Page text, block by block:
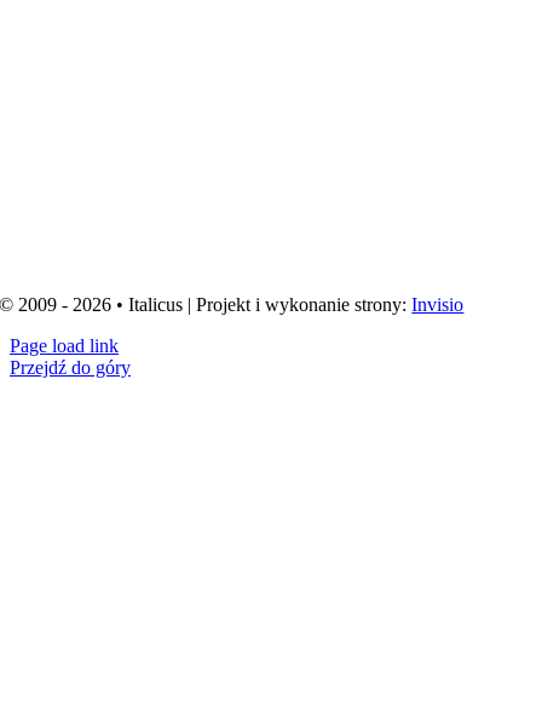
© 2009 - 2026 • Italicus | Projekt i wykonanie strony:Invisio
Page load link
Przejdź do góry